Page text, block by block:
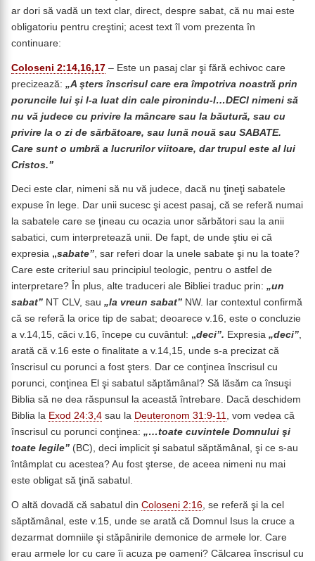
ar dori să vadă un text clar, direct, despre sabat, că nu mai este
obligatoriu pentru creştini; acest text îl vom prezenta în
continuare:
Coloseni 2:14,16,17 – Este un pasaj clar şi fără echivoc care
precizează: „A şters înscrisul care era împotriva noastră prin
poruncile lui şi l-a luat din cale pironindu-l…DECI nimeni să
nu vă judece cu privire la mâncare sau la băutură, sau cu
privire la o zi de sărbătoare, sau lună nouă sau SABATE.
Care sunt o umbră a lucrurilor viitoare, dar trupul este al lui
Cristos.”
Deci este clar, nimeni să nu vă judece, dacă nu ţineţi sabatele
expuse în lege. Dar unii sucesc şi acest pasaj, că se referă numai
la sabatele care se ţineau cu ocazia unor sărbători sau la anii
sabatici, cum interpretează unii. De fapt, de unde ştiu ei că
expresia „sabate”, sar referi doar la unele sabate şi nu la toate?
Care este criteriul sau principiul teologic, pentru o astfel de
interpretare? În plus, alte traduceri ale Bibliei traduc prin: „un
sabat” NT CLV, sau „la vreun sabat” NW. Iar contextul confirmă
că se referă la orice tip de sabat; deoarece v.16, este o concluzie
a v.14,15, căci v.16, începe cu cuvântul: „deci”. Expresia „deci”,
arată că v.16 este o finalitate a v.14,15, unde s-a precizat că
înscrisul cu porunci a fost şters. Dar ce conţinea înscrisul cu
porunci, conţinea El şi sabatul săptămânal? Să lăsăm ca însuşi
Biblia să ne dea răspunsul la această întrebare. Dacă deschidem
Biblia la Exod 24:3,4 sau la Deuteronom 31:9-11, vom vedea că
înscrisul cu porunci conţinea: „…toate cuvintele Domnului şi
toate legile” (BC), deci implicit şi sabatul săptămânal, şi ce s-au
întâmplat cu acestea? Au fost şterse, de aceea nimeni nu mai
este obligat să ţină sabatul.
O altă dovadă că sabatul din Coloseni 2:16 , se referă şi la cel
săptămânal, este v.15, unde se arată că Domnul Isus la cruce a
dezarmat domniile şi stăpânirile demonice de armele lor. Care
erau armele lor cu care îi acuza pe oameni? Călcarea înscrisul cu